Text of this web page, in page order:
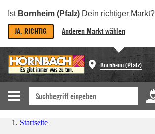
Ist Bornheim (Pfalz) Dein richtiger Markt?
JA, RICHTIG Anderen Markt wählen
Bornheim (Pfalz)
Startseite